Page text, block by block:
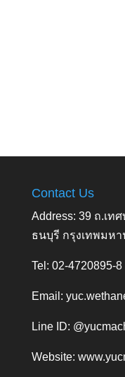
Contact Us
Address: 39 ถ.เท
ธนบุรี กรุงเทพมหา
Tel: 02-4720895-8
Email:
Line ID:
Website: